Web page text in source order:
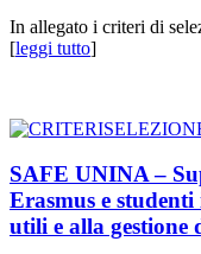
In allegato i criteri di
[leggi tutto]
SAFE UNINA –
Erasmus e
utili e alla gestione